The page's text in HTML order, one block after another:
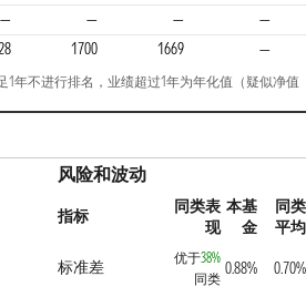
— — —
—
1700 1669 —
1年不进行排名，业绩超过1年为年化值（疑似净值
风险和波动
指标
同类表
现
本基
金
同类
平均
标准差
优于38%
同类
0.88% 0.70%